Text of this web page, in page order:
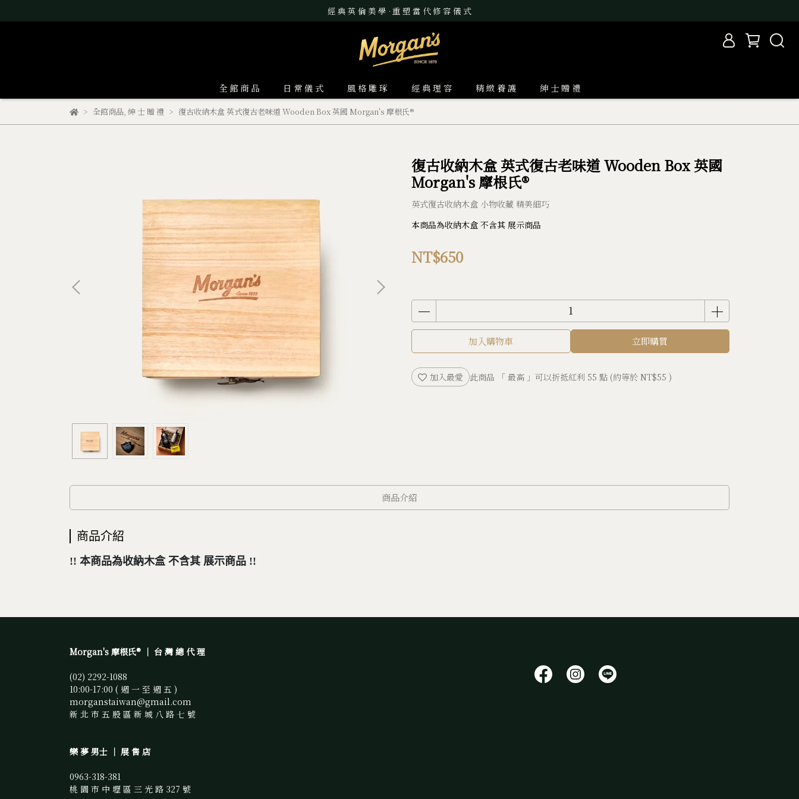
經 典 英 倫 美 學 · 重 塑 當 代 修 容 儀 式
全 館 商 品 日 常 儀 式 風 格 雕 琢 經 典 理 容 精 緻 養 護 紳 士 贈 禮
全館商品, 紳 士 贈 禮 復古收納木盒 英式復古老味道 Wooden Box 英國 Morgan's 摩根氏®
復古收納木盒 英式復古老味道 Wooden Box 英國
Morgan's 摩根氏®
英式復古收納木盒 小物收藏 精美細巧
本商品為收納木盒 不含其 展示商品
NT$650
加入購物車 立即購買
加入最愛 此商品 「 最高 」可以折抵紅利 55 點 (約等於 NT$55 )
商品介紹
商品介紹
!! 本商品為收納木盒 不含其 展示商品 !!
Morgan's 摩根氏® ｜ 台 灣 總 代 理
(02) 2292-1088
10:00-17:00 ( 週 一 至 週 五 )
morganstaiwan@gmail.com
新 北 市 五 股 區 新 城 八 路 七 號
樂 夢 男士 ｜ 展 售 店
0963-318-381
桃 園 市 中 壢 區 三 光 路 327 號